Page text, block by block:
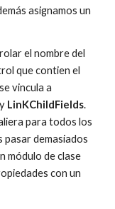
asignamos un
el nombre del
que contien el
vincula a
y LinKChildFields.
para todos los
demasiados
módulo de clase
con un